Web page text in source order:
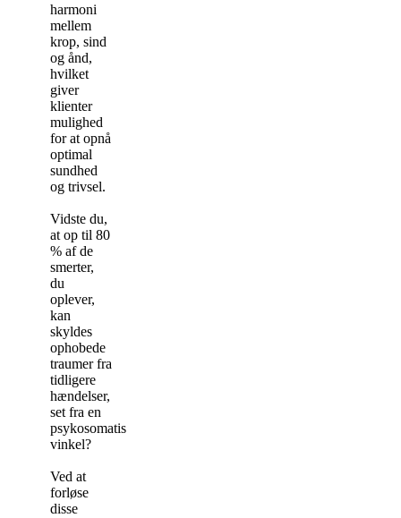
harmoni
mellem
krop, sind
og ånd,
hvilket
giver
klienter
mulighed
for at opnå
optimal
sundhed
og trivsel.
Vidste du,
at op til 80
% af de
smerter,
du
oplever,
kan
skyldes
ophobede
traumer fra
tidligere
hændelser,
set fra en
psykosomatisk
vinkel?
Ved at
forløse
disse